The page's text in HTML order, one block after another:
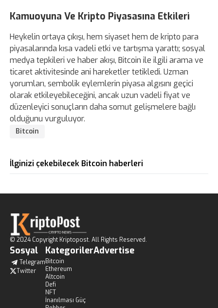
Kamuoyuna Ve Kripto Piyasasına Etkileri
Heykelin ortaya çıkışı, hem siyaset hem de kripto para
piyasalarında kısa vadeli etki ve tartışma yarattı; sosyal
medya tepkileri ve haber akışı, Bitcoin ile ilgili arama ve
ticaret aktivitesinde ani hareketler tetikledi. Uzman
yorumları, sembolik eylemlerin piyasa algısını geçici
olarak etkileyebileceğini, ancak uzun vadeli fiyat ve
düzenleyici sonuçların daha somut gelişmelere bağlı
olduğunu vurguluyor.
Bitcoin
İlginizi çekebilecek Bitcoin haberleri
© 2024 Copyright Kriptopost. All Rights Reserved.
Sosyal
Telegram
Twitter
Kategoriler
Bitcoin
Ethereum
Altcoin
Defi
NFT
İnanılması Güç
Advertise